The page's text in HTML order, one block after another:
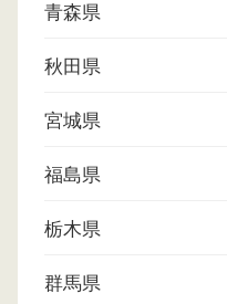
青森県
秋田県
宮城県
福島県
栃木県
群馬県